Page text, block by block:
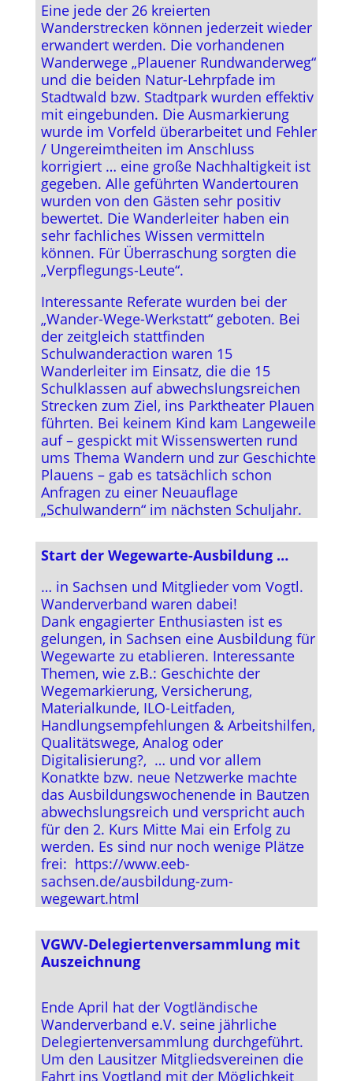
Eine jede der 26 kreierten
Wanderstrecken können jederzeit wieder
erwandert werden. Die vorhandenen
Wanderwege „Plauener Rundwanderweg“
und die beiden Natur-Lehrpfade im
Stadtwald bzw. Stadtpark wurden effektiv
mit eingebunden. Die Ausmarkierung
wurde im Vorfeld überarbeitet und Fehler
/ Ungereimtheiten im Anschluss
korrigiert … eine große Nachhaltigkeit ist
gegeben. Alle geführten Wandertouren
wurden von den Gästen sehr positiv
bewertet. Die Wanderleiter haben ein
sehr fachliches Wissen vermitteln
können. Für Überraschung sorgten die
„Verpflegungs-Leute“.
Interessante Referate wurden bei der
„Wander-Wege-Werkstatt“ geboten. Bei
der zeitgleich stattfinden
Schulwanderaction waren 15
Wanderleiter im Einsatz, die die 15
Schulklassen auf abwechslungsreichen
Strecken zum Ziel, ins Parktheater Plauen
führten. Bei keinem Kind kam Langeweile
auf – gespickt mit Wissenswerten rund
ums Thema Wandern und zur Geschichte
Plauens – gab es tatsächlich schon
Anfragen zu einer Neuauflage
„Schulwandern“ im nächsten Schuljahr.
Start der Wegewarte-Ausbildung …
… in Sachsen und Mitglieder vom Vogtl.
Wanderverband waren dabei!
Dank engagierter Enthusiasten ist es
gelungen, in Sachsen eine Ausbildung für
Wegewarte zu etablieren. Interessante
Themen, wie z.B.: Geschichte der
Wegemarkierung, Versicherung,
Materialkunde, ILO-Leitfaden,
Handlungsempfehlungen & Arbeitshilfen,
Qualitätswege, Analog oder
Digitalisierung?, … und vor allem
Konatkte bzw. neue Netzwerke machte
das Ausbildungswochenende in Bautzen
abwechslungsreich und verspricht auch
für den 2. Kurs Mitte Mai ein Erfolg zu
werden. Es sind nur noch wenige Plätze
frei: https://www.eeb-
sachsen.de/ausbildung-zum-
wegewart.html
VGWV-Delegiertenversammlung mit
Auszeichnung
Ende April hat der Vogtländische
Wanderverband e.V. seine jährliche
Delegiertenversammlung durchgeführt.
Um den Lausitzer Mitgliedsvereinen die
Fahrt ins Vogtland mit der Möglichkeit